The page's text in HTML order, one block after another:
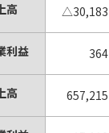
高 △30,183
利益 364
高 657,215